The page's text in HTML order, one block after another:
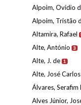
Alpoim, Ovídio
Alpoim, Tristão
Altamira, Rafael
Alte, António 3
Alte, J. de 1
Alte, José
Álvares, Serafim
Alves Júnior,